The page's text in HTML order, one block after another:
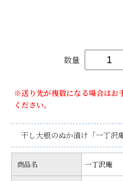
数量
※送り先が複数になる場合はお
ください。
干し大根のぬか漬け「一丁沢
商品名 一丁沢庵